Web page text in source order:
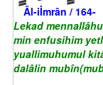
Âl-iİmrân / 164-
Lekad
min enfusihim
yuallimuhumul
dalâlin